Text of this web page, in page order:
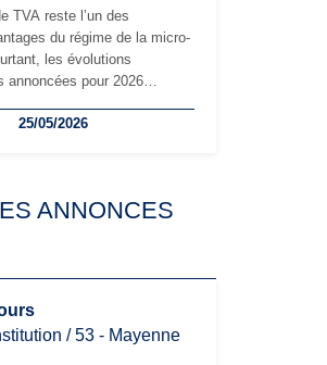
TVA reste l’un des
du régime de la micro-
les évolutions
annoncées pour 2026
artisans et
contexte de contrôle
à rester
vigilants.
25/05/2026
ANNONCES
/ 53 - Mayenne